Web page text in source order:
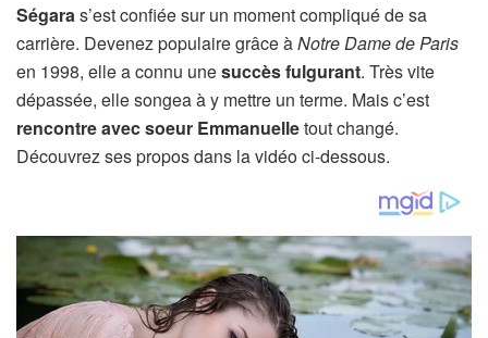
Ségaras’est confiée sur un moment compliqué de sa
carrière. Devenez populaire grâce àNotre Dame de Paris
en 1998, elle a connu unesuccès fulgurant. Très vite
dépassée, elle songea à y mettre un terme. Mais c’est
rencontre avec soeur Emmanuelletout changé.
Découvrez ses propos dans la vidéo ci-dessous.